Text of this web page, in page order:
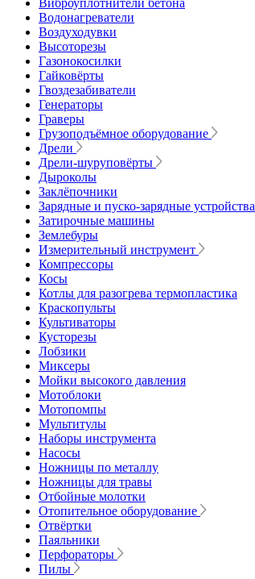
Виброуплотнители бетона
Водонагреватели
Воздуходувки
Высоторезы
Газонокосилки
Гайковёрты
Гвоздезабиватели
Генераторы
Граверы
Грузоподъёмное оборудование
Дрели
Дрели-шуруповёрты
Дыроколы
Заклёпочники
Зарядные и пуско-зарядные устройства
Затирочные машины
Землебуры
Измерительный инструмент
Компрессоры
Косы
Котлы для разогрева термопластика
Краскопульты
Культиваторы
Кусторезы
Лобзики
Миксеры
Мойки высокого давления
Мотоблоки
Мотопомпы
Мультитулы
Наборы инструмента
Насосы
Ножницы по металлу
Ножницы для травы
Отбойные молотки
Отопительное оборудование
Отвёртки
Паяльники
Перфораторы
Пилы